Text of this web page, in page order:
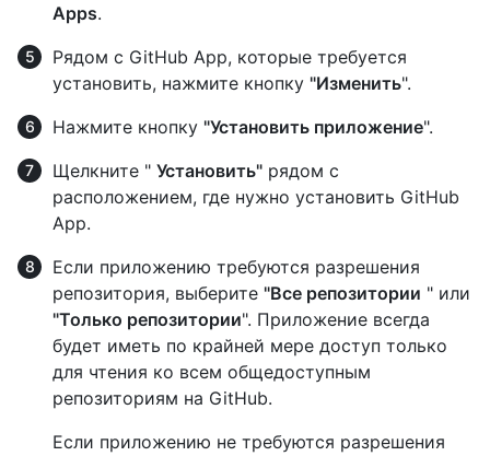
Apps.
Рядом с GitHub App, которые требуется
установить, нажмите кнопку "Изменить".
Нажмите кнопку "Установить приложение".
Щелкните " Установить" рядом с
расположением, где нужно установить GitHub
App.
Если приложению требуются разрешения
репозитория, выберите "Все репозитории " или
"Только репозитории". Приложение всегда
будет иметь по крайней мере доступ только
для чтения ко всем общедоступным
репозиториям на GitHub.
Если приложению не требуются разрешения